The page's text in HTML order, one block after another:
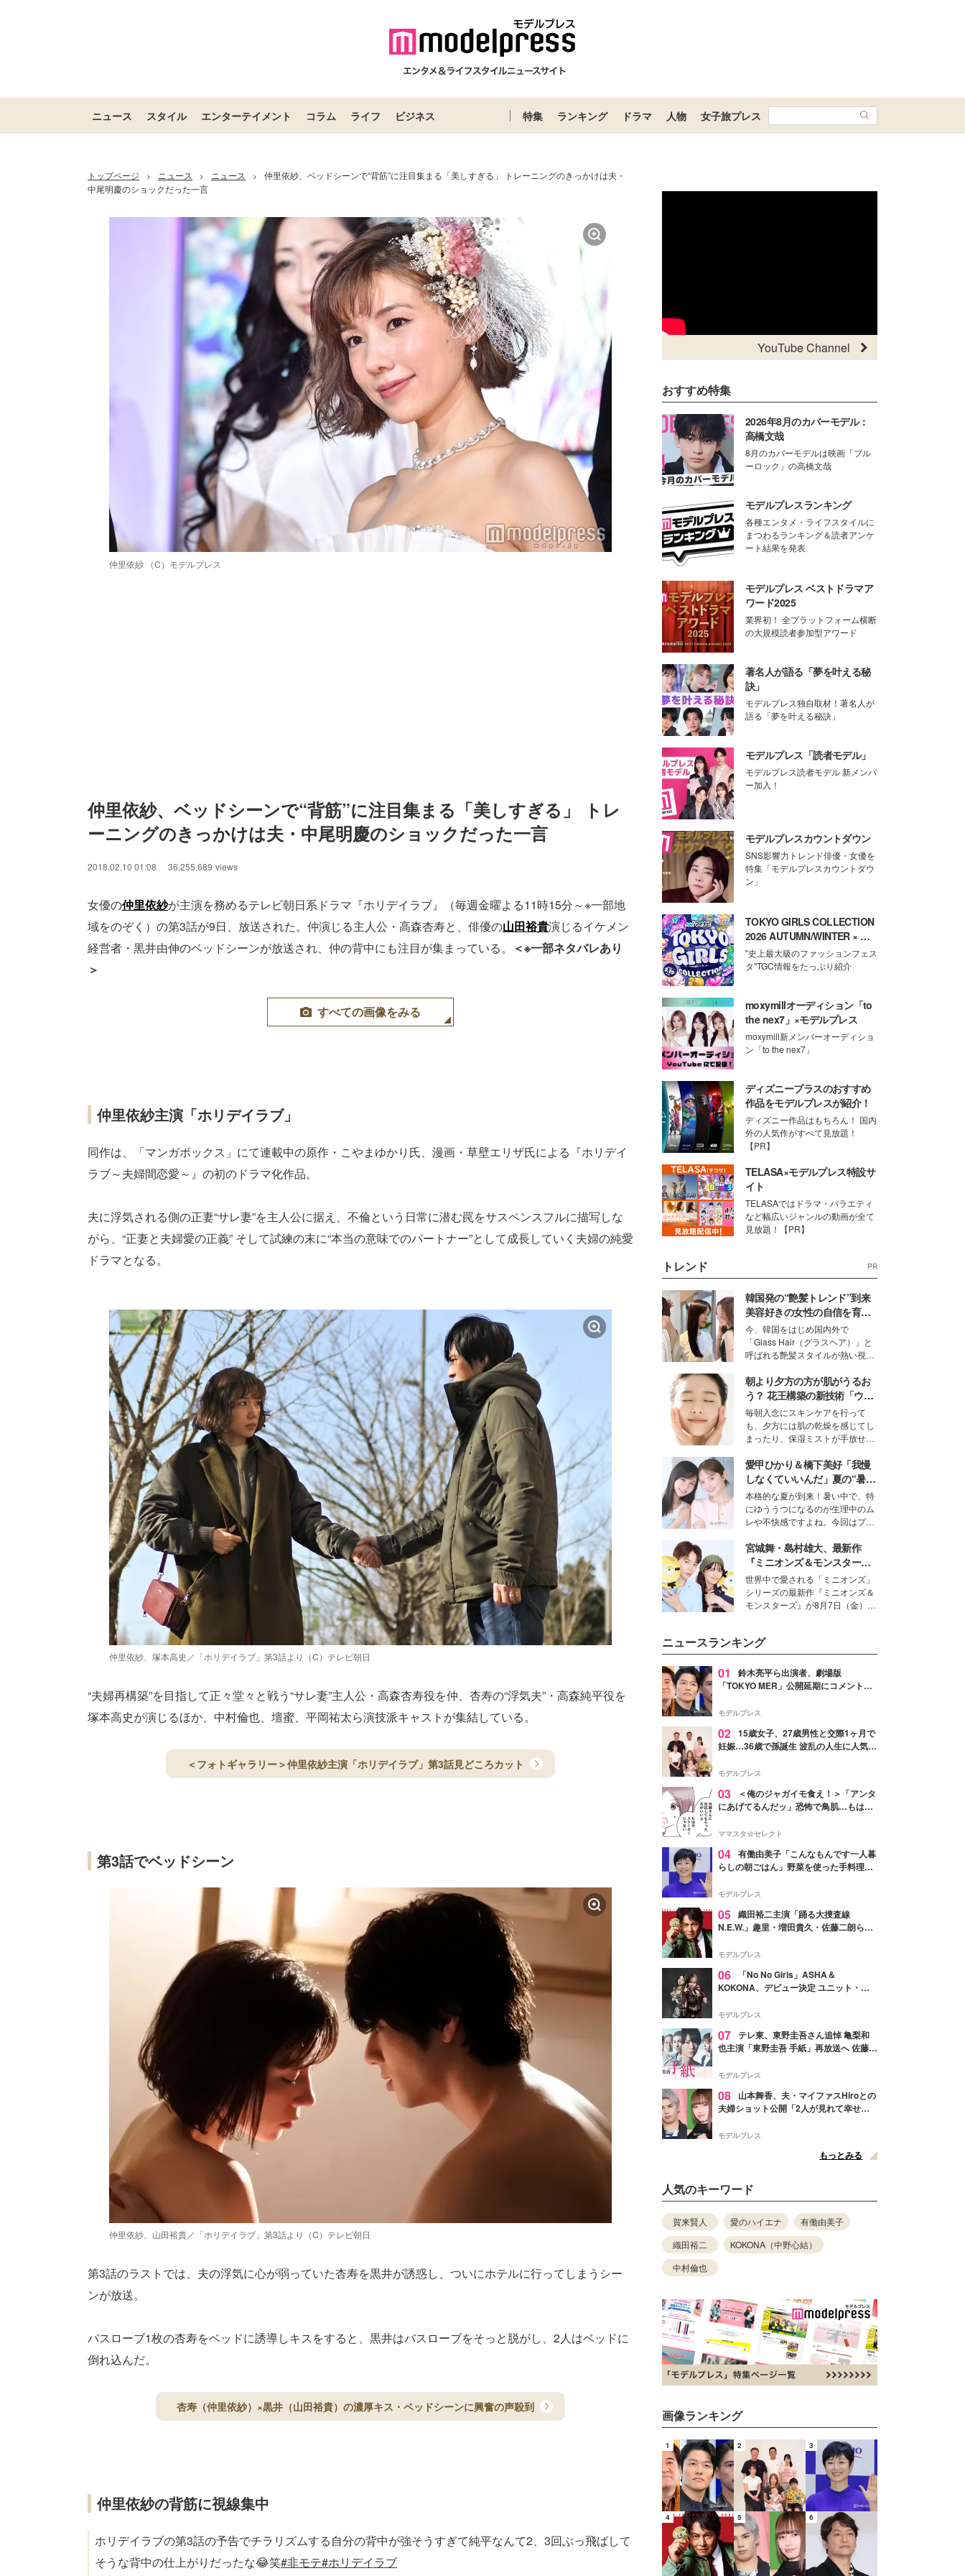
ニュース スタイル エンターテイメント コラム ライフ ビジネス 特集 ランキング ドラマ 人物 女子旅プレス
トップページ > ニュース > ニュース >
仲里依紗、ベッドシーンで“背筋”に注目集まる「美しすぎる」 トレーニングのきっかけは夫・
中尾明慶のショックだった一言
仲里依紗 （C）モデルプレス
仲里依紗、ベッドシーンで“背筋”に注目集まる「美しすぎる」 トレ
ーニングのきっかけは夫・中尾明慶のショックだった一言
2018.02.10 01:08 36,255,689 views
女優の仲里依紗が主演を務めるテレビ朝日系ドラマ『ホリデイラブ』（毎週金曜よる11時15分～※一部地
域をのぞく）の第3話が9日、放送された。仲演じる主人公・高森杏寿と、俳優の山田裕貴演じるイケメン
経営者・黒井由伸のベッドシーンが放送され、仲の背中にも注目が集まっている。
＜※一部ネタバレあり
＞
すべての画像をみる
仲里依紗主演「ホリデイラブ」
同作は、「マンガボックス」にて連載中の原作・こやまゆかり氏、漫画・草壁エリザ氏による『ホリデイ
ラブ～夫婦間恋愛～』の初のドラマ化作品。
夫に浮気される側の正妻“サレ妻”を主人公に据え、不倫という日常に潜む罠をサスペンスフルに描写しな
がら、“正妻と夫婦愛の正義” そして試練の末に“本当の意味でのパートナー”として成長していく夫婦の純愛
ドラマとなる。
仲里依紗、塚本高史／「ホリデイラブ」第3話より（C）テレビ朝日
“夫婦再構築”を目指して正々堂々と戦う“サレ妻”主人公・高森杏寿役を仲、杏寿の“浮気夫”・高森純平役を
塚本高史が演じるほか、中村倫也、壇蜜、平岡祐太ら演技派キャストが集結している。
＜フォトギャラリー＞仲里依紗主演「ホリデイラブ」第3話見どころカット
第3話でベッドシーン
仲里依紗、山田裕貴／「ホリデイラブ」第3話より（C）テレビ朝日
第3話のラストでは、夫の浮気に心が弱っていた杏寿を黒井が誘惑し、ついにホテルに行ってしまうシー
ンが放送。
バスローブ1枚の杏寿をベッドに誘導しキスをすると、黒井はバスローブをそっと脱がし、2人はベッドに
倒れ込んだ。
杏寿（仲里依紗）×黒井（山田裕貴）の濃厚キス・ベッドシーンに興奮の声殺到
仲里依紗の背筋に視線集中
ホリデイラブの第3話の予告でチラリズムする自分の背中が強そうすぎて純平なんて2、3回ぶっ飛ばして
そうな背中の仕上がりだったな😂笑#非モテ#ホリデイラブ
YouTube Channel
おすすめ特集
2026年8月のカバーモデル：
高橋文哉
8月のカバーモデルは映画「ブル
ーロック」の高橋文哉
モデルプレスランキング
各種エンタメ・ライフスタイルに
まつわるランキング＆読者アンケ
ート結果を発表
モデルプレス ベストドラマア
ワード2025
業界初！ 全プラットフォーム横断
の大規模読者参加型アワード
著名人が語る「夢を叶える秘
訣」
モデルプレス独自取材！著名人が
語る「夢を叶える秘訣」
モデルプレス「読者モデル」
モデルプレス読者モデル 新メンバ
ー加入！
モデルプレスカウントダウン
SNS影響力トレンド俳優・女優を
特集「モデルプレスカウントダウ
ン」
TOKYO GIRLS COLLECTION
2026 AUTUMN/WINTER × モ
デルプレス
"史上最大級のファッションフェス
タ"TGC情報をたっぷり紹介
moxymillオーディション「to
the nex7」×モデルプレス
moxymill新メンバーオーディショ
ン「to the nex7」
ディズニープラスのおすすめ
作品をモデルプレスが紹介！
ディズニー作品はもちろん！ 国内
外の人気作がすべて見放題！
【PR】
TELASA×モデルプレス特設サ
イト
TELASAではドラマ・バラエティ
など幅広いジャンルの動画が全て
見放題！【PR】
トレンド PR
韓国発の“艶髪トレンド”到来
美容好きの女性の自信を育む
「ヘアケア事情」って？
今、韓国をはじめ国内外で
「Glass Hair（グラスヘア）」と
呼ばれる艶髪スタイルが熱い視線
ションの完成度を高めるベースと
して、“髪そのものの美しさ”に改
めて注目する人が増えている様
子。今回は、そんな憧れの艶やか
な髪を日常で叶える、美容好きの
女性たちのヘアケア事情を紹介し
ます。
朝より夕方の方が肌がうるお
う？ 花王構築の新技術「ウォ
ーターキャプチャリングスキ
ン（捕水肌）」がスキンケア
の常識を変える予感
毎朝入念にスキンケアを行って
も、夕方には肌の乾燥を感じてし
まったり、保湿ミストが手放せな
な美容の常識を大きく変える可能
性を秘めた、革新的な「Water
Capturing Skin（ウォーターキャ
プチャリングスキン：捕水肌）」
技術を、花王が構築した。
愛甲ひかり＆橋下美好「我慢
しなくていいんだ」夏の“暑さ
対策”の新しい選択肢とは？
本格的な夏が到来！暑い中で、特
にゆううつになるのが生理中のム
レや不快感ですよね。今回はプラ
モデル・愛甲ひかりさんと橋下美
好さんを迎えて本音で女子会トー
ク。猛暑のお出かけを快適に過ご
すヒントや、2人が感動した夏の
生理の新常識にも迫りました。
宮城舞・島村雄大、最新作
『ミニオンズ＆モンスター
ズ』の魅力熱弁 ハチャメチャ
だけじゃない“友情と絆”に感
動
世界中で愛される「ミニオンズ」
シリーズの最新作『ミニオンズ＆
モンスターズ』が8月7日（金）に
デルの宮城舞と島村雄大の特別対
談をお届け！それぞれの視点か
ら、今作ならではの魅力や予想外
の感動をもたらす奥深いストーリ
た。
ニュースランキング
01
鈴木亮平ら出演者、劇場版
「TOKYO MER」公開延期にコメント
最大の敬意とエールを」
モデルプレス
02 15歳女子、27歳男性と交際1ヶ月で
妊娠…36歳で孫誕生 波乱の人生に人気タ
よ！」
モデルプレス
03
＜俺のジャガイモ食え！＞「アンタ
にあげてるんだッ」恐怖で鳥肌…もはや
ママスタ☆セレクト
04 有働由美子「こんなもんです一人暮
らしの朝ごはん」野菜を使った手料理公
そう」と反響
モデルプレス
05 織田裕二主演「踊る大捜査線
N.E.W.」趣里・増田貴久・佐藤二朗ら新
徴する“謎のキーワード”も
モデルプレス
06
「No No Girls」ASHA＆
KOKONA、デビュー決定 ユニット・
リリースへ
モデルプレス
07 テレ東、東野圭吾さん追悼 亀梨和
也主演「東野圭吾 手紙」再放送へ 佐藤隆
モデルプレス
08
山本舞香、夫・マイファスHiroとの
夫婦ショット公開「2人が見れて幸せ」
モデルプレス
もっとみる
人気のキーワード
賀来賢人 愛のハイエナ
有働由美子
織田裕二
KOKONA（中野心結）
中村倫也
画像ランキング
1 2 3
4 5 6